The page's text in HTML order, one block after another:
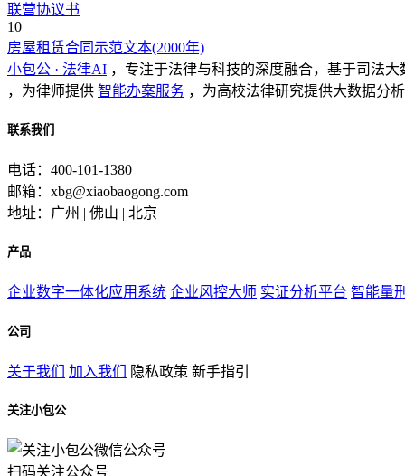
联营协议书
10
房屋租赁合同示范文本(2000年)
小包公 · 法律AI ，专注于法律与科技的深度融合，基于司法
，为律师提供 智能办案服务 ，为高校法律研究提供大数据分
联系我们
电话：400-101-1380
邮箱：xbg@xiaobaogong.com
地址：广州 | 佛山 | 北京
产品
企业数字一体化应用系统 企业风控大师 实证分析平台 智能量
公司
关于我们 加入我们 隐私政策 新手指引
关注小包公
扫码关注公众号